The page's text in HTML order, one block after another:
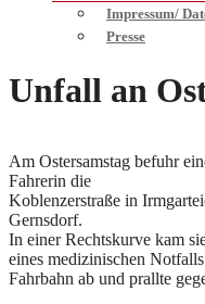
Impressum/
Presse
Unfall an
Am Ostersamstag befuhr
Fahrerin die
Koblenzerstraße in
Gernsdorf.
In einer Rechtskurve kam
eines medizinischen
Fahrbahn ab und prallte